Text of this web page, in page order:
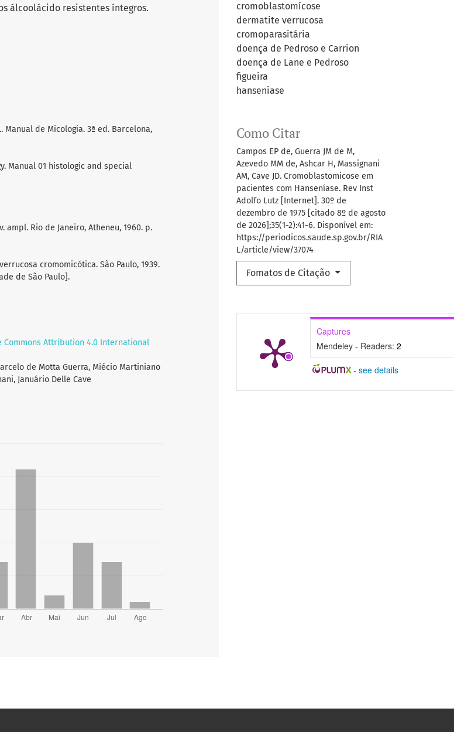
cromoblastomícose
dermatite verrucosa
cromoparasitária
doença de Pedroso e Carrion
doença de Lane e Pedroso
figueira
hanseniase
Como Citar
Campos EP de, Guerra JM de M,
Azevedo MM de, Ashcar H, Massignani
AM, Cave JD. Cromoblastomicose em
pacientes com Hanseníase. Rev Inst
Adolfo Lutz [Internet]. 30º de
dezembro de 1975 [citado 8º de agosto
de 2026];35(1-2):41-6. Disponível em:
https://periodicos.saude.sp.gov.br/RIA
L/article/view/37074
Fomatos de Citação
Captures
Mendeley - Readers: 2
- see details
álcoolácido resistentes íntegros.
J.L. Manual de Micologia. 3ª ed. Barcelona,
Manual 01 histologic and special
ampl. Rio de Janeiro, Atheneu, 1960. p.
cromomicótica. São Paulo, 1939.
de São Paulo].
Commons Attribution 4.0 International
de Motta Guerra, Miécio Martiniano
Januário Delle Cave